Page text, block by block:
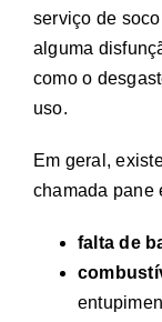
serviço de
alguma
como o
uso.
Em geral,
chamada pane
falta de